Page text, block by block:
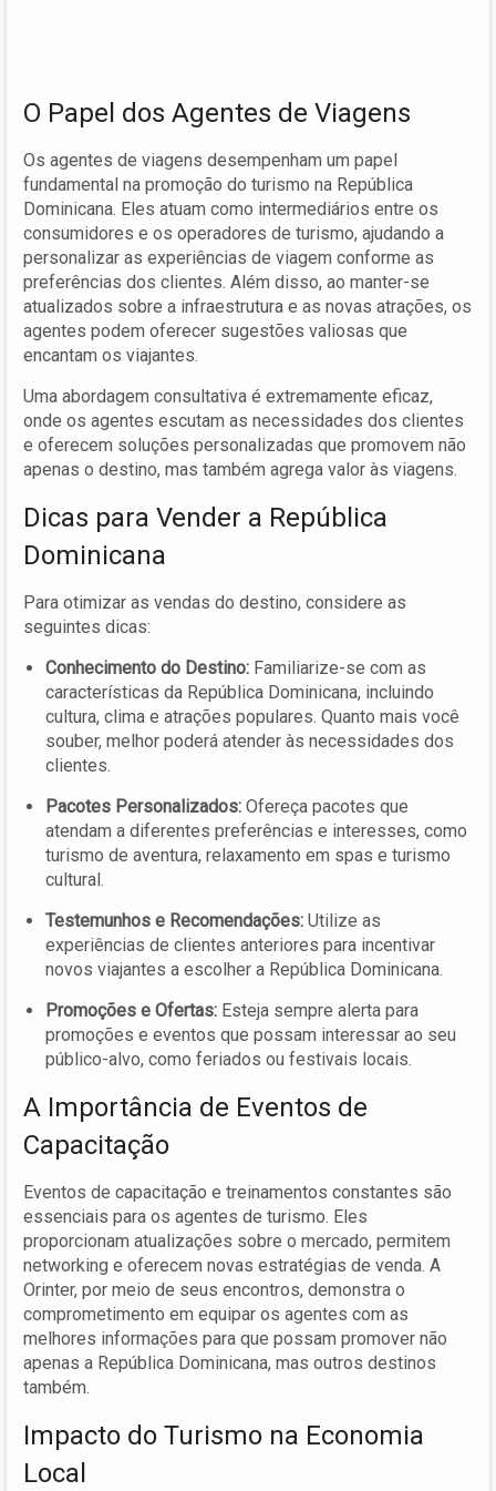
O Papel dos Agentes de Viagens
Os agentes de viagens desempenham um papel
fundamental na promoção do turismo na República
Dominicana. Eles atuam como intermediários entre os
consumidores e os operadores de turismo, ajudando a
personalizar as experiências de viagem conforme as
preferências dos clientes. Além disso, ao manter-se
atualizados sobre a infraestrutura e as novas atrações, os
agentes podem oferecer sugestões valiosas que
encantam os viajantes.
Uma abordagem consultativa é extremamente eficaz,
onde os agentes escutam as necessidades dos clientes
e oferecem soluções personalizadas que promovem não
apenas o destino, mas também agrega valor às viagens.
Dicas para Vender a República
Dominicana
Para otimizar as vendas do destino, considere as
seguintes dicas:
Conhecimento do Destino: Familiarize-se com as
características da República Dominicana, incluindo
cultura, clima e atrações populares. Quanto mais você
souber, melhor poderá atender às necessidades dos
clientes.
Pacotes Personalizados: Ofereça pacotes que
atendam a diferentes preferências e interesses, como
turismo de aventura, relaxamento em spas e turismo
cultural.
Testemunhos e Recomendações: Utilize as
experiências de clientes anteriores para incentivar
novos viajantes a escolher a República Dominicana.
Promoções e Ofertas: Esteja sempre alerta para
promoções e eventos que possam interessar ao seu
público-alvo, como feriados ou festivais locais.
A Importância de Eventos de
Capacitação
Eventos de capacitação e treinamentos constantes são
essenciais para os agentes de turismo. Eles
proporcionam atualizações sobre o mercado, permitem
networking e oferecem novas estratégias de venda. A
Orinter, por meio de seus encontros, demonstra o
comprometimento em equipar os agentes com as
melhores informações para que possam promover não
apenas a República Dominicana, mas outros destinos
também.
Impacto do Turismo na Economia
Local